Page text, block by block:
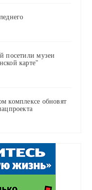
посетили музеи
карте"
комплексе обновят